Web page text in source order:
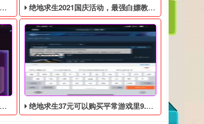
绝地求生2021国庆活动，最强白嫖教程，最好用的活动攻略
绝地求生37元可以购买平常游戏里9.9美元的DLC礼包